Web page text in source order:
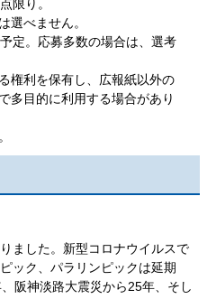
限り。
選べません。
定。応募多数の場合は、選考
権利を保有し、広報紙以外の
多目的に利用する場合があり
ました。新型コロナウイルスで
ック、パラリンピックは延期
阪神淡路大震災から25年、そし